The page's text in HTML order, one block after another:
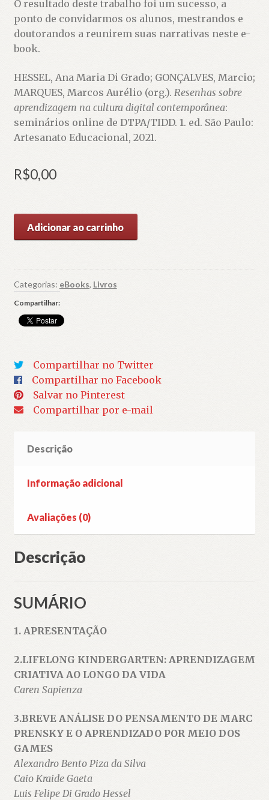
O resultado deste trabalho foi um sucesso, a
ponto de convidarmos os alunos, mestrandos e
doutorandos a reunirem suas narrativas neste e-
book.
HESSEL, Ana Maria Di Grado; GONÇALVES, Marcio;
MARQUES, Marcos Aurélio (org.). Resenhas sobre
aprendizagem na cultura digital contemporânea:
seminários online de DTPA/TIDD. 1. ed. São Paulo:
Artesanato Educacional, 2021.
R$0,00
sobre
cultura
digital
contemporânea:
seminários
DTPA/TIDD
quantidade
Adicionar ao carrinho
Categorias: eBooks, Livros
Compartilhar:
Compartilhar no Twitter
Compartilhar no Facebook
Salvar no Pinterest
Compartilhar por e-mail
Descrição
Informação adicional
Avaliações (0)
Descrição
SUMÁRIO
1. APRESENTAÇÃO
2.LIFELONG KINDERGARTEN: APRENDIZAGEM
CRIATIVA AO LONGO DA VIDA
Caren Sapienza
3.BREVE ANÁLISE DO PENSAMENTO DE MARC
PRENSKY E O APRENDIZADO POR MEIO DOS
GAMES
Alexandro Bento Piza da Silva
Caio Kraide Gaeta
Luis Felipe Di Grado Hessel